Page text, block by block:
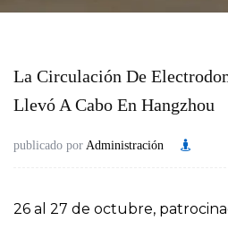
La Circulación De
Llevó A Cabo En Hangzhou
publicado por Administración
26 al 27 de octubre,